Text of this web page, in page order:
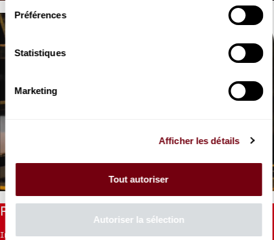
Préférences
Statistiques
Marketing
Afficher les détails
Tout autoriser
Autoriser la sélection
Restez informés
Inscrivez-vous à la newsletter pour recevoir les informations